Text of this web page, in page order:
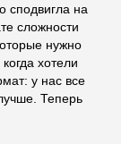
сподвигла на
сложности
нужно
хотели
у нас все
Теперь